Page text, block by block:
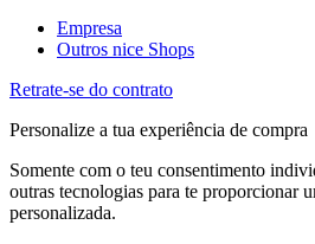
Empresa
Outros nice Shops
Retrate-se do contrato
Personalize a tua experiência de compra
Somente com o teu consentimento
outras tecnologias para te proporcionar
personalizada.